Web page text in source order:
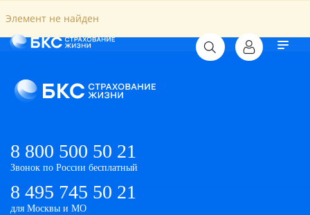
Элемент не найден
8 800 500 50 21
Звонок по России бесплатный
8 495 745 50 21
для Москвы и МО